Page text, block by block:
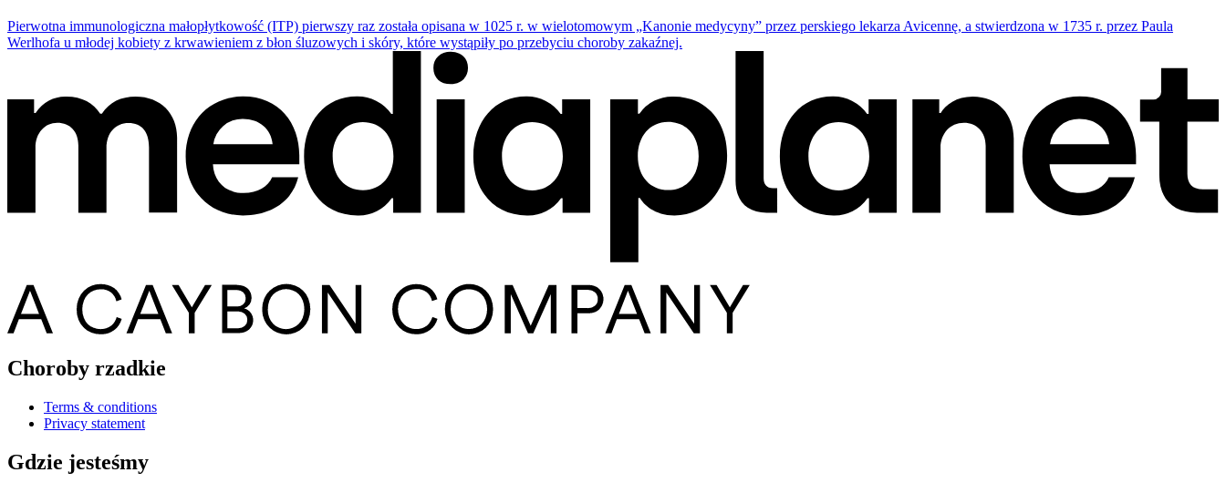
Pierwotna immunologiczna małopłytkowość (ITP) pierwszy raz została opisana w 1025 r. w wielotomowym „Kanonie medycyny” przez perskiego lekarza Avicennę, a stwierdzona w 1735 r. przez Paula
Werlhofa u młodej kobiety z krwawieniem z błon śluzowych i skóry, które wystąpiły po przebyciu choroby zakaźnej.
Choroby rzadkie
Terms & conditions
Privacy statement
Gdzie jesteśmy